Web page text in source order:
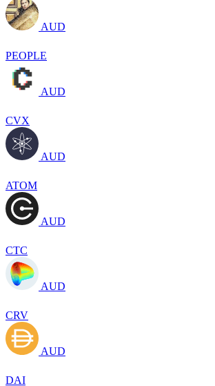
AUD
PEOPLE
AUD
CVX
AUD
ATOM
AUD
CTC
AUD
CRV
AUD
DAI